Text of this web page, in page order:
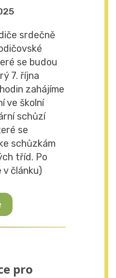
srdečně
se budou
7. října
zahájíme
ve školní
schůzí
se
schůzkám
tříd. Po
v článku)
pro